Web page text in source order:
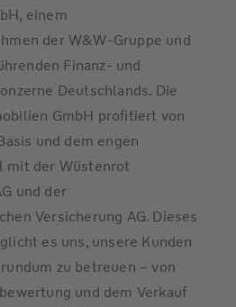
einem
der W&W-Gruppe und
Finanz- und
Deutschlands. Die
GmbH profitiert von
und dem engen
mit der Wüstenrot
und der
Versicherung AG. Dieses
es uns, unsere Kunden
zu betreuen – von
und dem Verkauf